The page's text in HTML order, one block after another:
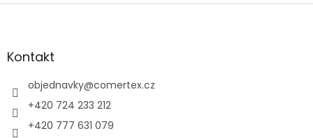
Z
aKontakt
objednavky@comertex.cz
+420 724 233 212
+420 777 631 079